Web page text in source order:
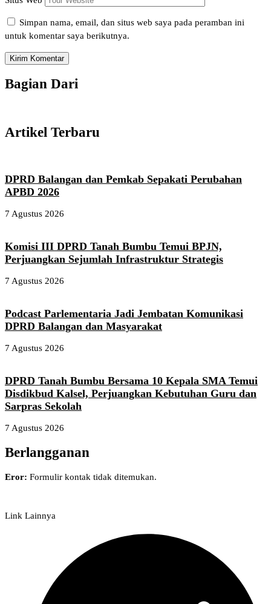
Simpan nama, email, dan situs web saya pada peramban ini
untuk komentar saya berikutnya.
Bagian Dari
Artikel Terbaru
DPRD Balangan dan Pemkab Sepakati Perubahan
APBD 2026
7 Agustus 2026
Komisi III DPRD Tanah Bumbu Temui BPJN,
Perjuangkan Sejumlah Infrastruktur Strategis
7 Agustus 2026
Podcast Parlementaria Jadi Jembatan Komunikasi
DPRD Balangan dan Masyarakat
7 Agustus 2026
DPRD Tanah Bumbu Bersama 10 Kepala SMA Temui
Disdikbud Kalsel, Perjuangkan Kebutuhan Guru dan
Sarpras Sekolah
7 Agustus 2026
Berlangganan
Eror: Formulir kontak tidak ditemukan.
Link Lainnya